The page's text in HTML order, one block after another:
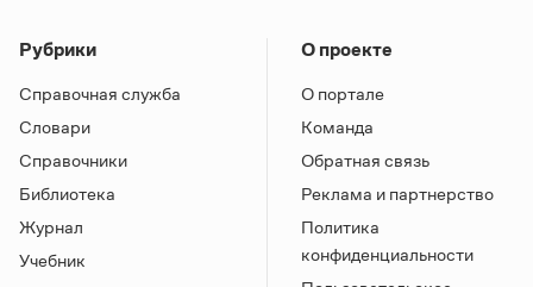
Рубрики
Справочная служба
Словари
Справочники
Библиотека
Журнал
Учебник
О проекте
О портале
Команда
Обратная связь
Реклама и партнерство
Политика
конфиденциальности